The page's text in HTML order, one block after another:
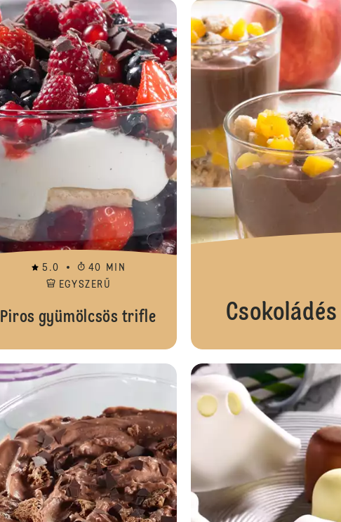
Borkrém kehely
5.0
40 MIN
EGYSZERŰ
Piros gyümölcsös trifle
Bodzás-nektarinos puncs